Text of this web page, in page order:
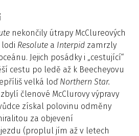
nekončily útrapy McClureových
lodi Resolute a Interpid zamrzly
Jejich posádky i „cestující“
cestu po ledě až k Beecheyovu
velká loď Northern Star.
členové McClurovy výpravy
získal polovinu odměny
za objevení
(proplul jím až v letech